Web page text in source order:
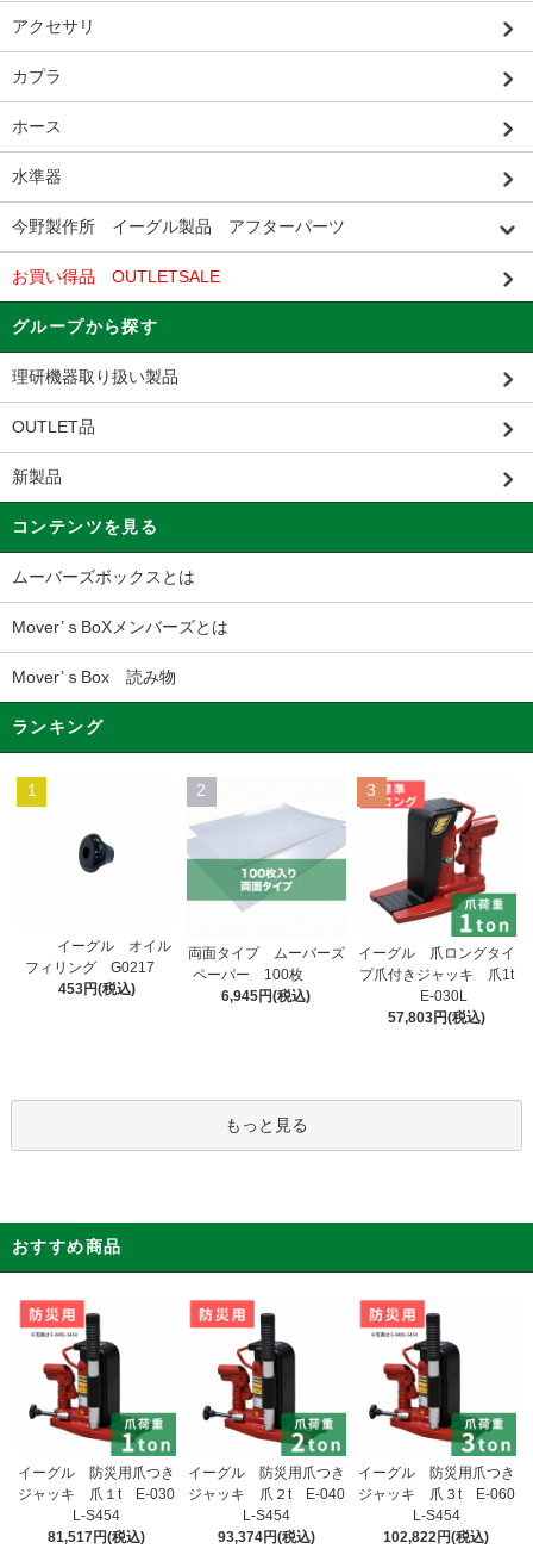
アクセサリ
カプラ
ホース
水準器
今野製作所 イーグル製品 アフターパーツ
お買い得品 OUTLETSALE
グループから探す
理研機器取り扱い製品
OUTLET品
新製品
コンテンツを見る
ムーバーズボックスとは
Mover’ｓBoXメンバーズとは
Mover’ｓBox 読み物
ランキング
1
イーグル オイル
フィリング G0217
453円(税込)
2
両面タイプ ムーバーズ
ペーパー 100枚
6,945円(税込)
3
イーグル 爪ロングタイ
プ爪付きジャッキ 爪1t
E-030L
57,803円(税込)
もっと見る
おすすめ商品
イーグル 防災用爪つき
ジャッキ 爪１t E-030
L-S454
81,517円(税込)
イーグル 防災用爪つき
ジャッキ 爪２t E-040
L-S454
93,374円(税込)
イーグル 防災用爪つき
ジャッキ 爪３t E-060
L-S454
102,822円(税込)